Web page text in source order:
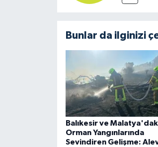
Bunlar da ilginizi
Balıkesir ve
Orman Yangınlarında
Sevindiren Gelişme: